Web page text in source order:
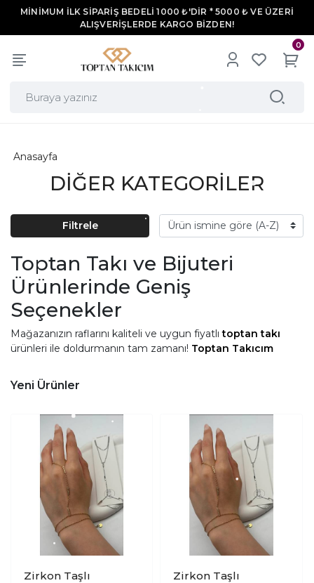
MİNİMUM İLK SİPARİŞ BEDELİ 1000 ₺'DİR * 5000 ₺ VE ÜZERİ
ALIŞVERİŞLERDE KARGO BİZDEN!
0
DİĞER KATEGORİLER
Anasayfa
Filtrele
Toptan Takı ve Bijuteri
Ürünlerinde Geniş
Seçenekler
Mağazanızın raflarını kaliteli ve uygun fiyatlıtoptan takı
ürünleri ile doldurmanın tam zamanı! Toptan Takıcım
zevkine hitap eden modaya uygun modeller yer almaktadır.
Yeni Ürünler
Zirkon Taşlı
Zirkon Taşlı